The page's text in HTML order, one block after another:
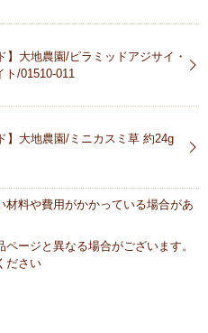
大地農園/ピラミッドアジサイ・
ト/01510-011
】大地農園/ミニカスミ草 約24g
料や費用がかかっている場合があ
ージと異なる場合がございます。
ださい